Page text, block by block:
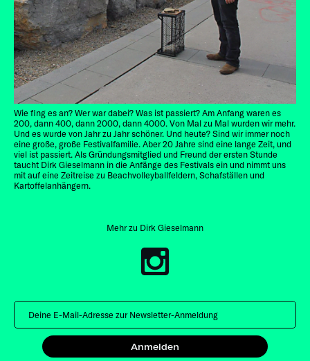
Wie fing es an? Wer war dabei? Was ist passiert? Am Anfang waren es
200, dann 400, dann 2000, dann 4000. Von Mal zu Mal wurden wir mehr.
Und es wurde von Jahr zu Jahr schöner. Und heute? Sind wir immer noch
eine große, große Festivalfamilie. Aber 20 Jahre sind eine lange Zeit, und
viel ist passiert. Als Gründungsmitglied und Freund der ersten Stunde
taucht Dirk Gieselmann in die Anfänge des Festivals ein und nimmt uns
mit auf eine Zeitreise zu Beachvolleyballfeldern, Schafställen und
Kartoffelanhängern.
Mehr zu Dirk Gieselmann
Anmelden